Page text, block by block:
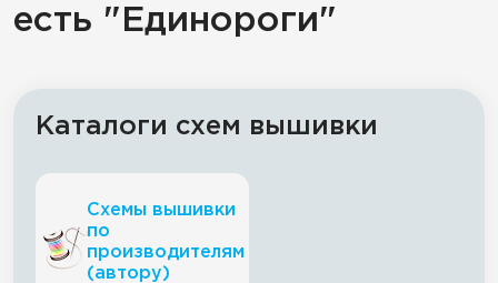
есть "Единороги"
Каталоги схем вышивки
Схемы вышивки
по
производителям
(автору)